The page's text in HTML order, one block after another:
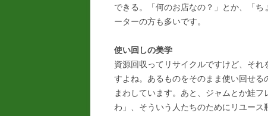
できる。「何のお店なの？」とか、「
ーターの方も多いです。
使い回しの美学
資源回収ってリサイクルですけど、そ
すよね。あるものをそのまま使い回せ
まわしています。あと、ジャムとか鮭
わ」、そういう人たちのためにリユー